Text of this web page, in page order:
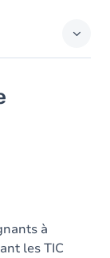
à
les TIC